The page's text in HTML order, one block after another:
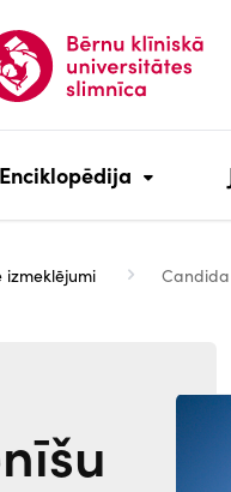
Enciklopēdija
izmeklējumi Candida
Attēls